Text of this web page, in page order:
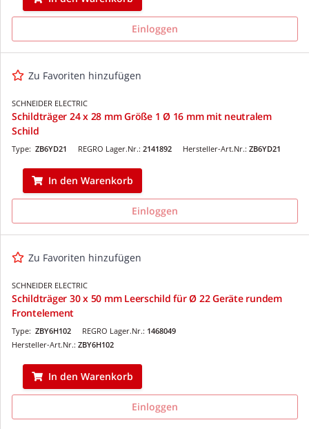
Einloggen
Zu Favoriten hinzufügen
SCHNEIDER ELECTRIC
Schildträger 24 x 28 mm Größe 1 Ø 16 mm mit neutralem
Schild
REGRO Lager.Nr.: 2141892
Type: ZB6YD21 Hersteller-Art.Nr.: ZB6YD21
In den Warenkorb
Einloggen
Zu Favoriten hinzufügen
SCHNEIDER ELECTRIC
Schildträger 30 x 50 mm Leerschild für Ø 22 Geräte rundem
Frontelement
REGRO Lager.Nr.: 1468049
Type: ZBY6H102
Hersteller-Art.Nr.: ZBY6H102
In den Warenkorb
Einloggen